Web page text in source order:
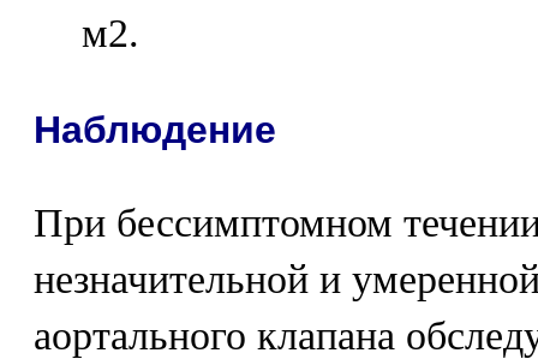
м2.
Наблюдение
При бессимптомном
незначительной и
аортального клапана